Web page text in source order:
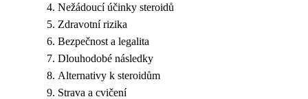
Nežádoucí účinky steroidů
Zdravotní rizika
Bezpečnost a legalita
Dlouhodobé následky
Alternativy k steroidům
Strava a cvičení